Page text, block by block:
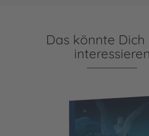
Das könnte Dich
interessieren